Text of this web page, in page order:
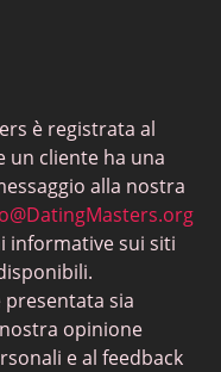
è registrata al
un cliente ha una
alla nostra
informative sui siti
sia
opinione
e al feedback